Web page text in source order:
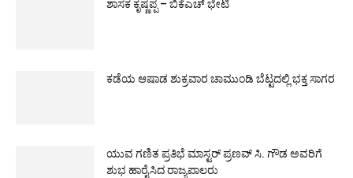
ಶಾಸಕ ಕೃಷ್ಣಪ್ಪ – ಬಿಕೆಎಚ್ ಭೇಟಿ
ಕಡೆಯ ಆಷಾಡ ಶುಕ್ರವಾರ ಚಾಮುಂಡಿ ಬೆಟ್ಟದಲ್ಲಿ ಭಕ್ತ ಸಾಗರ
ಯುವ ಗಣಿತ ಪ್ರತಿಭೆ ಮಾಸ್ಟರ್ ಪ್ರಣವ್ ಸಿ. ಗೌಡ ಅವರಿಗೆ
ಶುಭ ಹಾರೈಸಿದ ರಾಜ್ಯಪಾಲರು